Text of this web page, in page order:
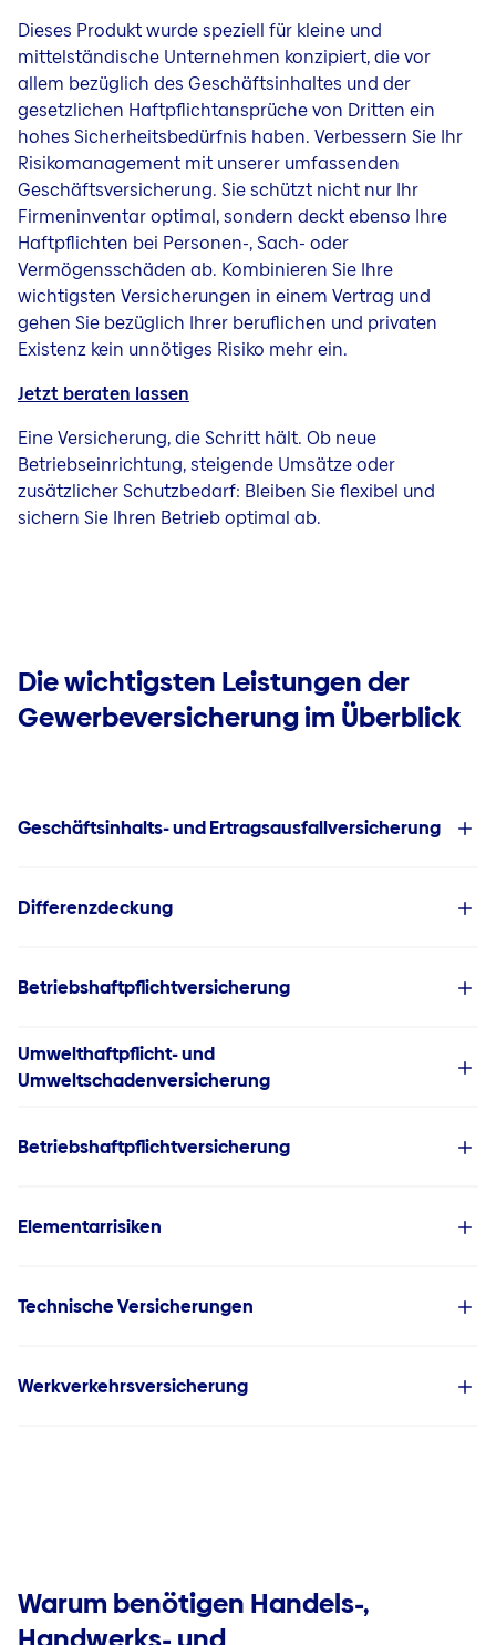
Dieses Produkt wurde speziell für kleine und
mittelständische Unternehmen konzipiert, die vor
allem bezüglich des Geschäftsinhaltes und der
gesetzlichen Haftpflichtansprüche von Dritten ein
hohes Sicherheitsbedürfnis haben. Verbessern Sie Ihr
Risikomanagement mit unserer umfassenden
Geschäftsversicherung. Sie schützt nicht nur Ihr
Firmeninventar optimal, sondern deckt ebenso Ihre
Haftpflichten bei Personen-, Sach- oder
Vermögensschäden ab. Kombinieren Sie Ihre
wichtigsten Versicherungen in einem Vertrag und
gehen Sie bezüglich Ihrer beruflichen und privaten
Existenz kein unnötiges Risiko mehr ein.
Jetzt beraten lassen
Eine Versicherung, die Schritt hält. Ob neue
Betriebseinrichtung, steigende Umsätze oder
zusätzlicher Schutzbedarf: Bleiben Sie flexibel und
sichern Sie Ihren Betrieb optimal ab.
Die wichtigsten Leistungen der
Gewerbeversicherung im Überblick
Geschäftsinhalts- und Ertragsausfallversicherung
Differenzdeckung
Betriebshaftpflichtversicherung
Umwelthaftpflicht- und
Umweltschadenversicherung
Betriebshaftpflichtversicherung
Elementarrisiken
Technische Versicherungen
Werkverkehrsversicherung
Warum benötigen Handels-,